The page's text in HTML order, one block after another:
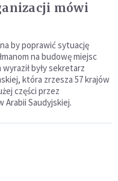
mówi
by poprawić sytuację
na budowę miejsc
były sekretarz
która zrzesza 57 krajów
części przez
Arabii Saudyjskiej.